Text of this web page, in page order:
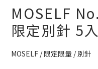
8/01-8/31 | 任選2件
(數
MOSELF
限定別針 5
MOSELF / 限定限量 / 別針